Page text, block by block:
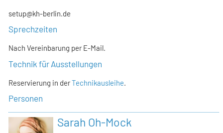
setup@kh-berlin.de
Sprechzeiten
Nach Vereinbarung per E-Mail.
Technik für Ausstellungen
Reservierung in derTechnikausleihe.
Personen
Sarah Oh-Mock